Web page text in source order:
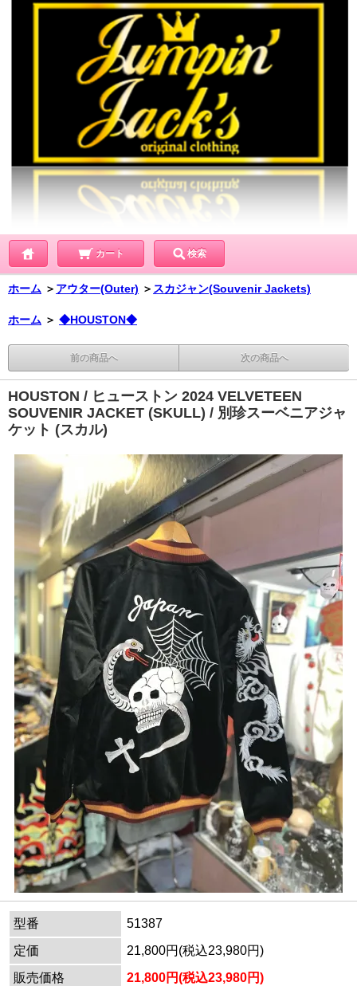
カート 検索
ホーム ＞ アウター(Outer) ＞ スカジャン(Souvenir Jackets)
ホーム ＞ ◆HOUSTON◆
前の商品へ 次の商品へ
HOUSTON / ヒューストン 2024 VELVETEEN
SOUVENIR JACKET (SKULL) / 別珍スーベニアジャ
ケット (スカル)
型番
51387
定価
21,800円(税込23,980円)
販売価格
21,800円(税込23,980円)